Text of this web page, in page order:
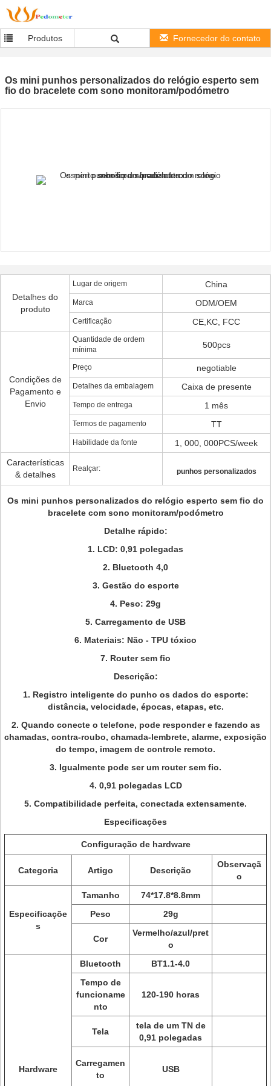
Produtos Fornecedor do contato
Os mini punhos personalizados do relógio esperto sem
fio do bracelete com sono monitoram/podómetro
Detalhes do
produto
Lugar de origem China
Marca ODM/OEM
Certificação CE,KC, FCC
Condições de
Pagamento e
Envio
Quantidade de ordem
mínima
500pcs
Preço negotiable
Detalhes da embalagem Caixa de presente
Tempo de entrega 1 mês
Termos de pagamento TT
Habilidade da fonte
1, 000, 000PCS/week
Características
& detalhes
Realçar: punhos personalizados
Os mini punhos personalizados do relógio esperto sem fio do
bracelete com sono monitoram/podómetro
Detalhe rápido:
1. LCD: 0,91 polegadas
2. Bluetooth 4,0
3. Gestão do esporte
4. Peso: 29g
5. Carregamento de USB
6. Materiais: Não - TPU tóxico
7. Router sem fio
Descrição:
1. Registro inteligente do punho os dados do esporte:
distância, velocidade, épocas, etapas, etc.
2. Quando conecte o telefone, pode responder e fazendo as
chamadas, contra-roubo, chamada-lembrete, alarme, exposição
do tempo, imagem de controle remoto.
3. Igualmente pode ser um router sem fio.
4. 0,91 polegadas LCD
5. Compatibilidade perfeita, conectada extensamente.
Especificações
Configuração de hardware
Categoria Artigo Descrição
Observaçã
o
Especificaçõe
s
Tamanho
74*17.8*8.8mm
Peso
29g
Cor
Vermelho/azul/pret
o
Hardware
Bluetooth
BT1.1-4.0
Tempo de
funcioname
nto
120-190 horas
Tela
tela de um TN de
0,91 polegadas
Carregamen
to
USB